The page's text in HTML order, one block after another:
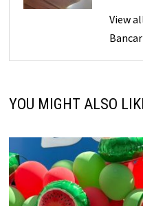
View
YOU MIGHT ALSO